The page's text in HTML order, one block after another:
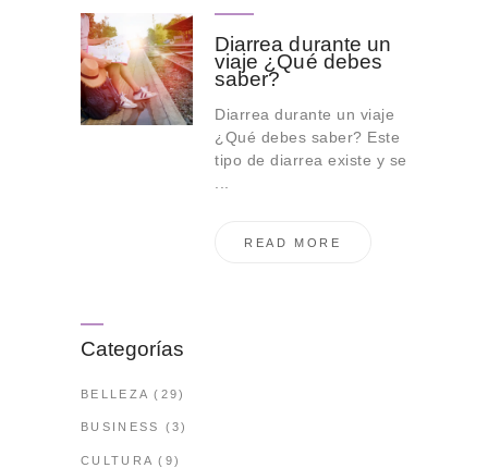
Diarrea durante un
viaje ¿Qué debes
saber?
Diarrea durante un viaje
¿Qué debes saber? Este
tipo de diarrea existe y se
READ MORE
Categorías
BELLEZA (29)
BUSINESS (3)
CULTURA (9)